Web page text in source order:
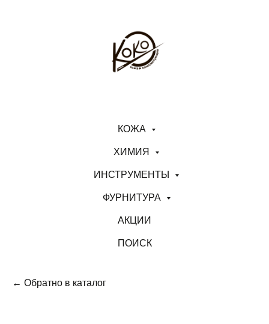
КОЖА
ХИМИЯ
ИНСТРУМЕНТЫ
ФУРНИТУРА
АКЦИИ
ПОИСК
← Обратно в каталог